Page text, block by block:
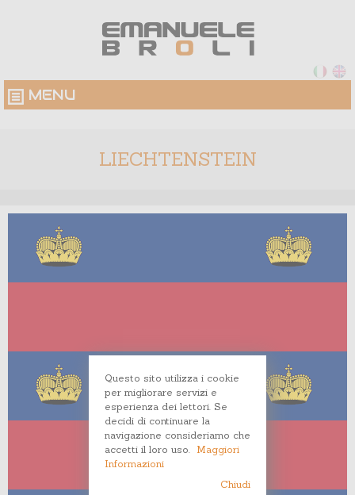
MENU
LIECHTENSTEIN
Questo sito utilizza i cookie
per migliorare servizi e
esperienza dei lettori. Se
decidi di continuare la
navigazione consideriamo che
accetti il loro uso.
Maggiori
Informazioni
Chiudi